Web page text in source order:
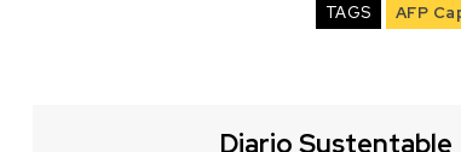
TAGS AFP
Diario Sustentable